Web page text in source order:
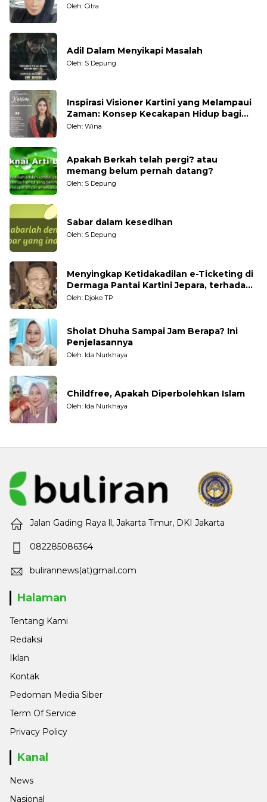
Oleh: Citra
Adil Dalam Menyikapi Masalah
Oleh: S Depung
Inspirasi Visioner Kartini yang Melampaui
Zaman: Konsep Kecakapan Hidup bagi
Generasi Muda
Oleh: Wina
Apakah Berkah telah pergi? atau
memang belum pernah datang?
Oleh: S Depung
Sabar dalam kesedihan
Oleh: S Depung
Menyingkap Ketidakadilan e-Ticketing di
Dermaga Pantai Kartini Jepara, terhadap
Nelayan Tradisional
Oleh: Djoko TP
Sholat Dhuha Sampai Jam Berapa? Ini
Penjelasannya
Oleh: Ida Nurkhaya
Childfree, Apakah Diperbolehkan Islam
Oleh: Ida Nurkhaya
Jalan Gading Raya ll, Jakarta Timur, DKI Jakarta
082285086364
bulirannews(at)gmail.com
Halaman
Tentang Kami
Redaksi
Iklan
Kontak
Pedoman Media Siber
Term Of Service
Privacy Policy
Kanal
News
Nasional